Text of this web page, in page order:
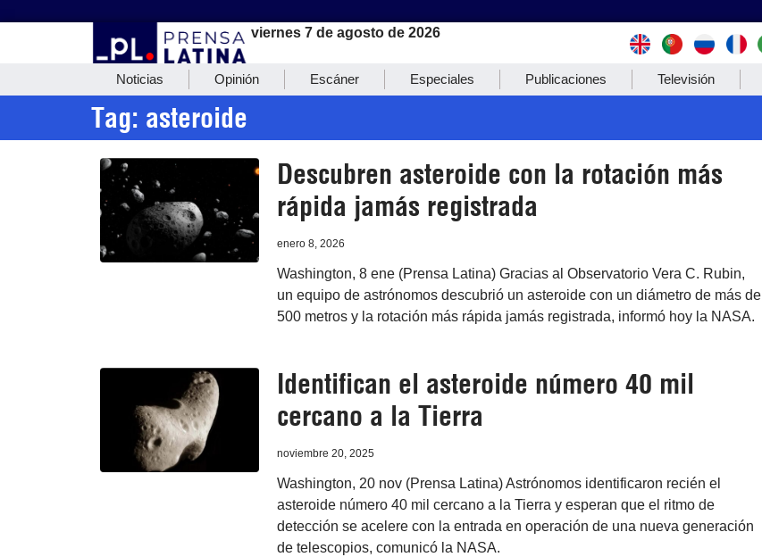
viernes 7 de agosto de 2026
Noticias Opinión Escáner Especiales Publicaciones Televisión
Tag: asteroide
Descubren asteroide con la rotación más
rápida jamás registrada
enero 8, 2026
Washington, 8 ene (Prensa Latina) Gracias al Observatorio Vera C. Rubin,
un equipo de astrónomos descubrió un asteroide con un diámetro de más de
500 metros y la rotación más rápida jamás registrada, informó hoy la NASA.
Identifican el asteroide número 40 mil
cercano a la Tierra
noviembre 20, 2025
Washington, 20 nov (Prensa Latina) Astrónomos identificaron recién el
asteroide número 40 mil cercano a la Tierra y esperan que el ritmo de
detección se acelere con la entrada en operación de una nueva generación
de telescopios, comunicó la NASA.